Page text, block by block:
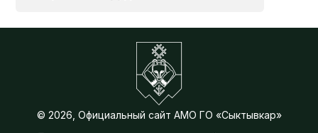
© 2026, Официальный сайт АМО ГО «Сыктывкар»